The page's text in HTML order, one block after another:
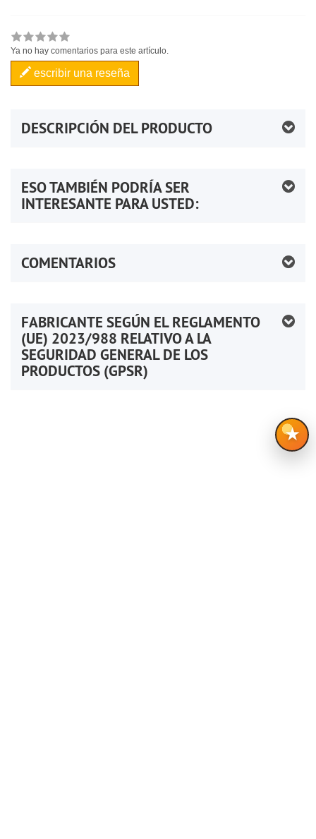
Ya no hay comentarios para este artículo.
escribir una reseña
DESCRIPCIÓN DEL PRODUCTO
ESO TAMBIÉN PODRÍA SER
INTERESANTE PARA USTED:
COMENTARIOS
FABRICANTE SEGÚN EL REGLAMENTO
(UE) 2023/988 RELATIVO A LA
SEGURIDAD GENERAL DE LOS
PRODUCTOS (GPSR)
★